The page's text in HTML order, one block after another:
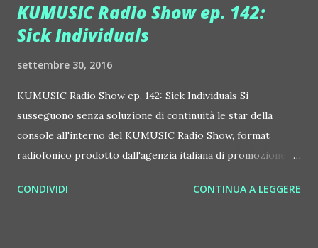
KUMUSIC Radio Show ep. 142:
Sick Individuals
settembre 30, 2016
KUMUSIC Radio Show ep. 142: Sick Individuals Si
susseguono senza soluzione di continuità le star della
console all'interno del KUMUSIC Radio Show, format
radiofonico prodotto dall'agenzia italiana di promozione
FM. Dopo la dj producer greca Xenia Ghali, arrivano gli
CONDIVIDI CONTINUA A LEGGERE